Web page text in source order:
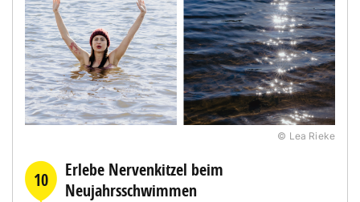
© Lea Rieke
10
Erlebe Nervenkitzel beim
Neujahrsschwimmen